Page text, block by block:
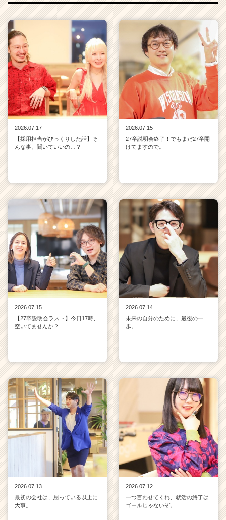
2026.07.17
【採用担当がびっくりした話】そ
んな事、聞いていいの…？
2026.07.15
27卒説明会終了！でもまだ27卒開
けてますので。
2026.07.15
【27卒説明会ラスト】今日17時、
空いてませんか？
2026.07.14
未来の自分のために、最後の一
歩。
2026.07.13
最初の会社は、思っている以上に
大事。
2026.07.12
一つ言わせてくれ、就活の終了は
ゴールじゃないぞ。